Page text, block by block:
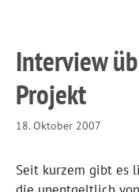
Interview
Projekt
18. Oktober 2007
Seit kurzem gibt es